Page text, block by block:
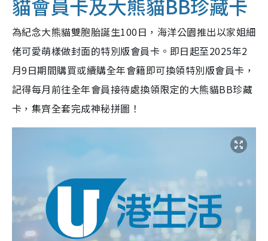
貓會員卡及大熊貓BB珍藏卡
為紀念大熊貓雙胞胎誕生100日，海洋公園推出以家姐細
佬可愛萌樣做封面的特別版會員卡。即日起至2025年2
月9日期間購買或續購全年會籍即可換領特別版會員卡，
記得每月前往全年會員接待處換領限定的大熊貓BB珍藏
卡，集齊全套完成神秘拼圖！